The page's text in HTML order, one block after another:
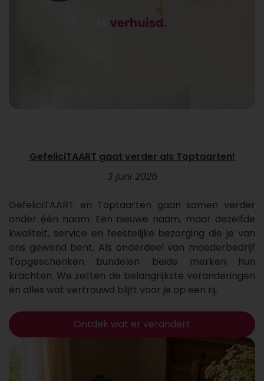
GefeliciTAART gaat verder als Toptaarten!
3 juni 2026
GefeliciTAART en Toptaarten gaan samen verder
onder één naam. Een nieuwe naam, maar dezelfde
kwaliteit, service en feestelijke bezorging die je van
ons gewend bent. Als onderdeel van moederbedrijf
Topgeschenken bundelen beide merken hun
krachten. We zetten de belangrijkste veranderingen
én alles wat vertrouwd blijft voor je op een rij.
Ontdek wat er verandert